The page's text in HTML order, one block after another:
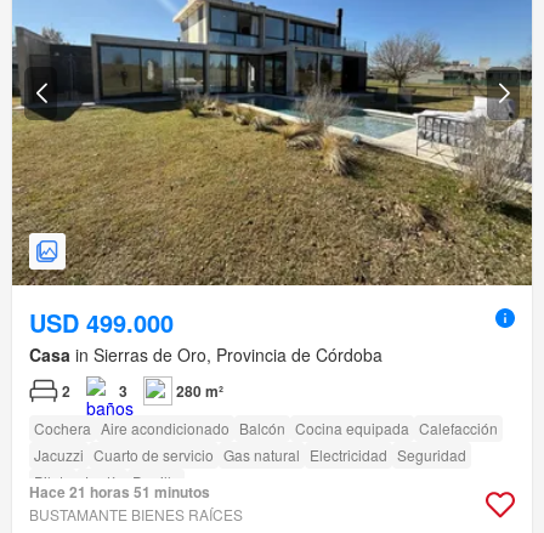
USD 499.000
Casa in Sierras de Oro, Provincia de Córdoba
2 3 280 m²
Cochera Aire acondicionado Balcón Cocina equipada Calefacción
Jacuzzi Cuarto de servicio Gas natural Electricidad Seguridad
Pileta
Jardín Parrilla
Hace 21 horas 51 minutos
BUSTAMANTE BIENES RAÍCES